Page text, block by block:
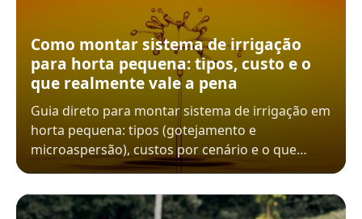
Como montar sistema de irrigação
para horta pequena: tipos, custo e o
que realmente vale a pena
Guia direto para montar sistema de irrigação em
horta pequena: tipos (gotejamento e
microaspersão), custos por cenário e o que…